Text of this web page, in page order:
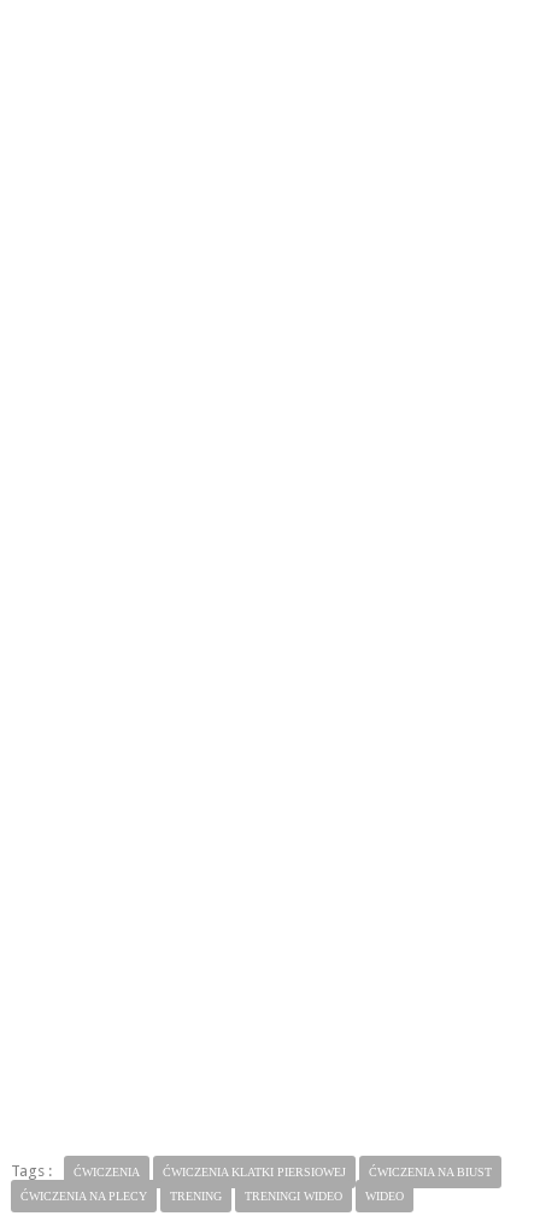
Tags : ĆWICZENIA ĆWICZENIA KLATKI PIERSIOWEJ
ĆWICZENIA NA BIUST
ĆWICZENIA NA PLECY
TRENING TRENINGI WIDEO WIDEO